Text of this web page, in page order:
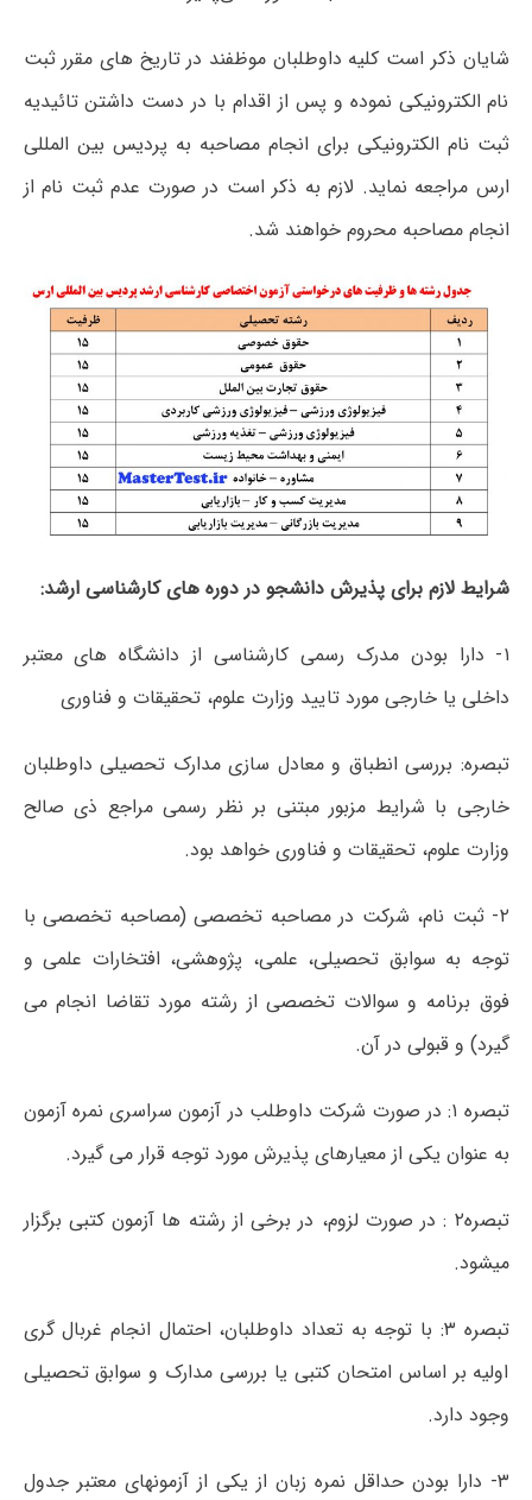
شایان ذکر است کلیه داوطلبان موظفند در تاریخ های مقرر ثبت
نام الکترونیکی نموده و پس از اقدام با در دست داشتن تائیدیه
ثبت نام الکترونیکی برای انجام مصاحبه به پردیس بین المللی
ارس مراجعه نماید. لازم به ذکر است در صورت عدم ثبت نام از
انجام مصاحبه محروم خواهند شد.
شرایط لازم برای پذیرش دانشجو در دوره های کارشناسی ارشد:
۱- دارا بودن مدرک رسمی کارشناسی از دانشگاه های معتبر
داخلی یا خارجی مورد تایید وزارت علوم، تحقیقات و فناوری
تبصره: بررسی انطباق و معادل سازی مدارک تحصیلی داوطلبان
خارجی با شرایط مزبور مبتنی بر نظر رسمی مراجع ذی صالح
وزارت علوم، تحقیقات و فناوری خواهد بود.
۲- ثبت نام، شرکت در مصاحبه تخصصی (مصاحبه تخصصی با
توجه به سوابق تحصیلی، علمی، پژوهشی، افتخارات علمی و
فوق برنامه و سوالات تخصصی از رشته مورد تقاضا انجام می
گیرد) و قبولی در آن.
تبصره ۱: در صورت شرکت داوطلب در آزمون سراسری نمره آزمون
به عنوان یکی از معیارهای پذیرش مورد توجه قرار می گیرد.
تبصره۲ : در صورت لزوم، در برخی از رشته ها آزمون کتبی برگزار
میشود.
تبصره ۳: با توجه به تعداد داوطلبان، احتمال انجام غربال گری
اولیه بر اساس امتحان کتبی یا بررسی مدارک و سوابق تحصیلی
وجود دارد.
۳- دارا بودن حداقل نمره زبان از یکی از آزمونهای معتبر جدول